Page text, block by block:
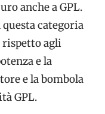
anche a GPL.
categoria
rispetto agli
e la
e la bombola
GPL.